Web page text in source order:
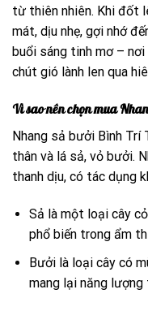
từ thiên nhiên. Khi đốt
mát, dịu nhẹ, gợi nhớ
buổi sáng tinh mơ –
chút gió lành len qua
Vì sao nên chọn mua
Nhang sả bưởi Bình
thân và lá sả, vỏ bưởi.
thanh dịu, có tác dụng
Sả là một loại cây
phổ biến trong ẩm
Bưởi là loại cây có
mang lại năng